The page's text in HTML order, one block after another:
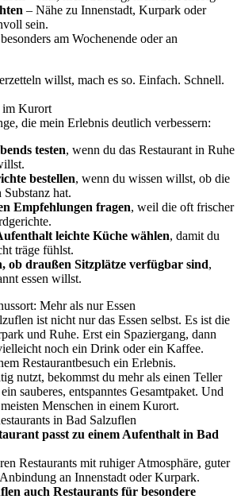
– Nähe zu Innenstadt, Kurpark oder
sein.
am Wochenende oder an
willst, mach es so. Einfach. Schnell.
im Kurort
die mein Erlebnis deutlich verbessern:
testen, wenn du das Restaurant in Ruhe
bestellen, wenn du wissen willst, ob die
hat.
Empfehlungen fragen, weil die oft frischer
leichte Küche wählen, damit du
träge fühlst.
ob draußen Sitzplätze verfügbar sind,
essen willst.
Mehr als nur Essen
ist nicht nur das Essen selbst. Es ist die
und Ruhe. Erst ein Spaziergang, dann
noch ein Drink oder ein Kaffee.
Restaurantbesuch ein Erlebnis.
nutzt, bekommst du mehr als einen Teller
sauberes, entspanntes Gesamtpaket. Und
Menschen in einem Kurort.
in Bad Salzuflen
passt zu einem Aufenthalt in Bad
Restaurants mit ruhiger Atmosphäre, guter
an Innenstadt oder Kurpark.
auch Restaurants für besondere